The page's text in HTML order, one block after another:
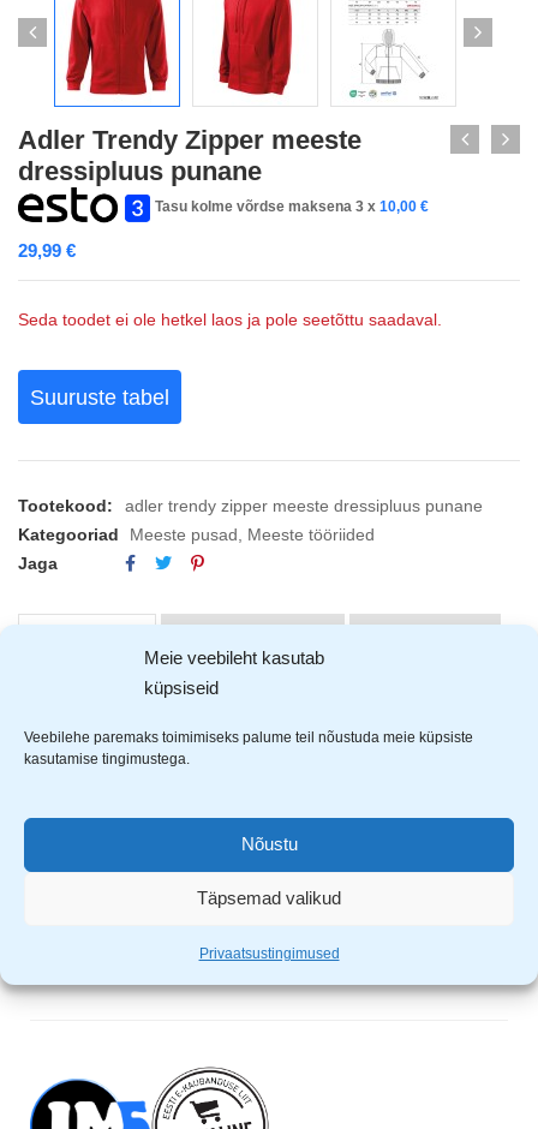
Meie veebileht kasutab
küpsiseid
Veebilehe paremaks toimimiseks palume teil nõustuda meie küpsiste
kasutamise tingimustega.
Nõustu
Täpsemad valikud
Privaatsustingimused
Adler Trendy Zipper meeste
dressipluus punane
Tasu kolme võrdse maksena 3 x 10,00 €
29,99 €
Seda toodet ei ole hetkel laos ja pole seetõttu saadaval.
Suuruste tabel
Tootekood:
adler trendy zipper meeste dressipluus punane
Kategooriad
Meeste pusad
Meeste tööriided
Jaga
Materjal: 65% puuvill ja 35% polüester